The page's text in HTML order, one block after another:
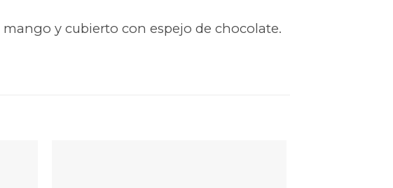
y cubierto con espejo de chocolate.